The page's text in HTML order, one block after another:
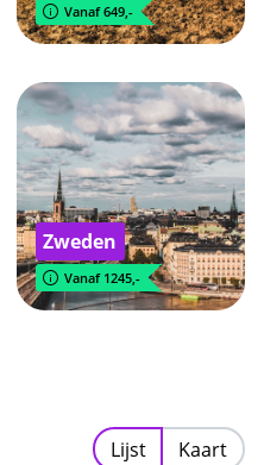
Vanaf 649,-
Zweden
Vanaf 1245,-
Lijst Kaart